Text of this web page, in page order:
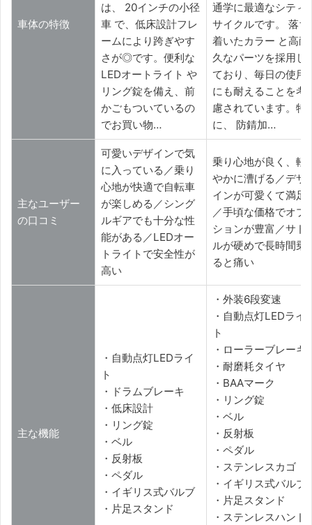
車体の特徴
は、 20インチの小径
車 で、低床設計フレ
ームにより跨ぎやす
さが◎です。便利な
LEDオートライト や
リング錠を備え、前
かごもついているの
でお買い物…
通学に最適なシティ
サイクルです。 落ち
着いたカラー と高耐
久なパーツを採用し
ており、毎日の使用
にも耐えることを考
慮されています。特
に、 防錆加…
主なユーザー
の口コミ
可愛いデザインで気
に入っている／乗り
心地が快適で自転車
が楽しめる／シング
ルギアでも十分な性
能がある／LEDオー
トライトで安全性が
高い
乗り心地が良く、軽
やかに漕げる／デザ
インが可愛くて満足
／手頃な価格でオプ
ションが豊富／サド
ルが硬めで長時間乗
ると痛い
主な機能
・自動点灯LEDライ
ト
・ドラムブレーキ
・低床設計
・リング錠
・ベル
・反射板
・ペダル
・イギリス式バルブ
・片足スタンド
・外装6段変速
・自動点灯LEDライ
ト
・ローラーブレーキ
・耐磨耗タイヤ
・BAAマーク
・リング錠
・ベル
・反射板
・ペダル
・ステンレスカゴ
・イギリス式バルブ
・片足スタンド
・ステンレスハンド